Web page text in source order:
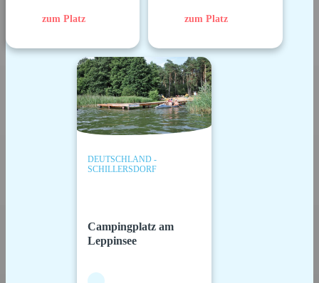
zum Platz zum Platz
DEUTSCHLAND -
SCHILLERSDORF
Campingplatz am
Leppinsee